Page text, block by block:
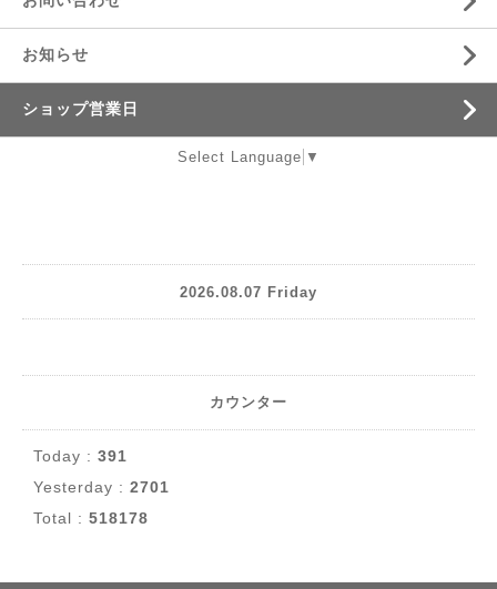
お知らせ
ショップ営業日
Select Language ▼
2026.08.07 Friday
カウンター
Today : 391
Yesterday : 2701
Total : 518178